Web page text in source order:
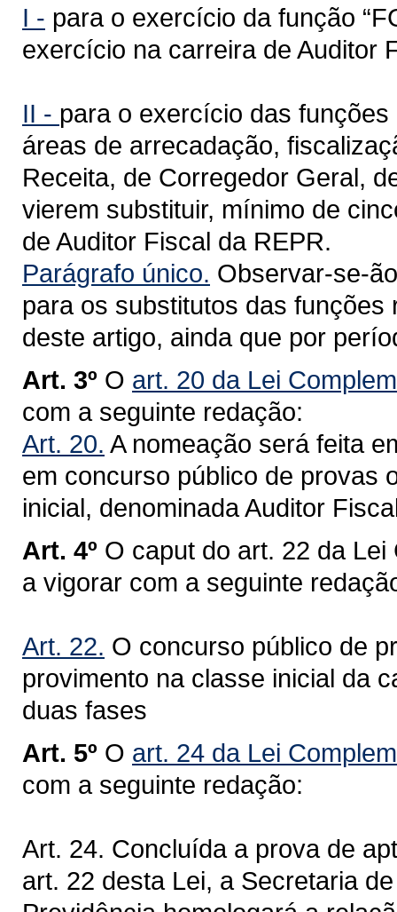
I - para o exercício da função
exercício na carreira de Auditor
II - para o exercício das
áreas de arrecadação,
Receita, de Corregedor Geral,
vierem substituir, mínimo de
de Auditor Fiscal da REPR.
Parágrafo único. Observar-se-
para os substitutos das
deste artigo, ainda que por
Art. 3º O art. 20 da Lei
com a seguinte redação:
Art. 20. A nomeação será feita
em concurso público de provas
inicial, denominada Auditor
Art. 4º O caput do art. 22 da
a vigorar com a seguinte
Art. 22. O concurso público de
provimento na classe inicial da
duas fases
Art. 5º O art. 24 da Lei
com a seguinte redação:
Art. 24. Concluída a prova de
art. 22 desta Lei, a Secretaria